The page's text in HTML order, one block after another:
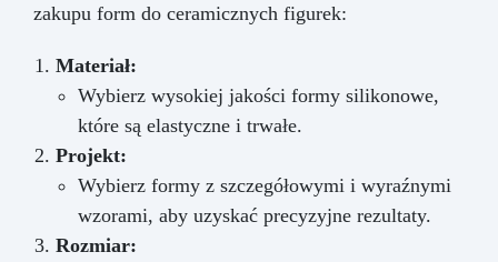
zakupu form do ceramicznych figurek:
Materiał:
Wybierz wysokiej jakości formy silikonowe,
które są elastyczne i trwałe.
Projekt:
Wybierz formy z szczegółowymi i wyraźnymi
wzorami, aby uzyskać precyzyjne rezultaty.
Rozmiar: